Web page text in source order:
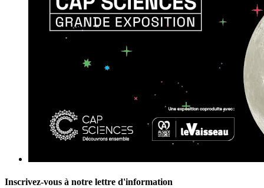
Inscrivez-vous à notre lettre d'information